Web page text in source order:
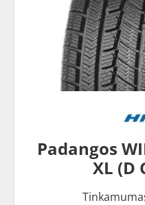
Padangos
XL (D